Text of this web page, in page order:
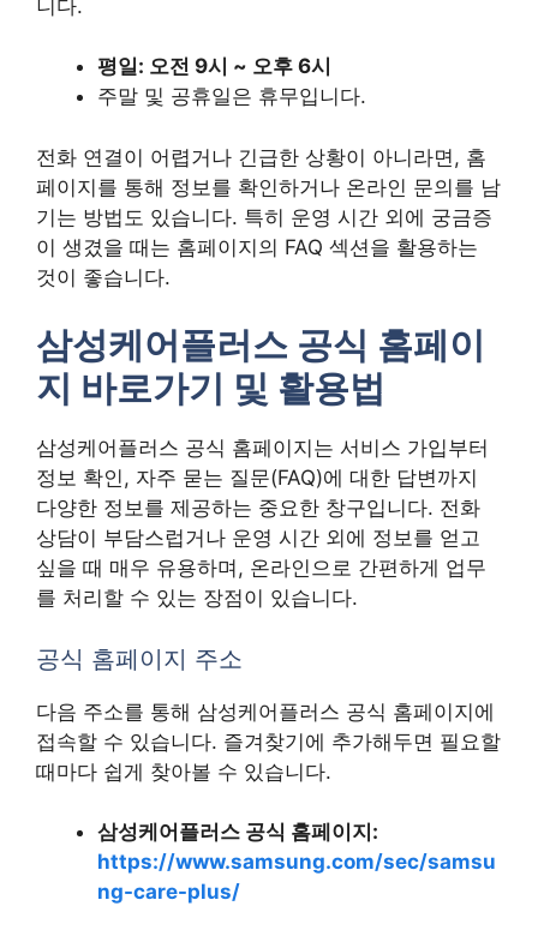
니다.
평일: 오전 9시 ~ 오후 6시
주말 및 공휴일은 휴무입니다.
전화 연결이 어렵거나 긴급한 상황이 아니라면, 홈
페이지를 통해 정보를 확인하거나 온라인 문의를 남
기는 방법도 있습니다. 특히 운영 시간 외에 궁금증
이 생겼을 때는 홈페이지의 FAQ 섹션을 활용하는
것이 좋습니다.
삼성케어플러스 공식 홈페이
지 바로가기 및 활용법
삼성케어플러스 공식 홈페이지는 서비스 가입부터
정보 확인, 자주 묻는 질문(FAQ)에 대한 답변까지
다양한 정보를 제공하는 중요한 창구입니다. 전화
상담이 부담스럽거나 운영 시간 외에 정보를 얻고
싶을 때 매우 유용하며, 온라인으로 간편하게 업무
를 처리할 수 있는 장점이 있습니다.
공식 홈페이지 주소
다음 주소를 통해 삼성케어플러스 공식 홈페이지에
접속할 수 있습니다. 즐겨찾기에 추가해두면 필요할
때마다 쉽게 찾아볼 수 있습니다.
삼성케어플러스 공식 홈페이지:
https://www.samsung.com/sec/samsu
ng-care-plus/